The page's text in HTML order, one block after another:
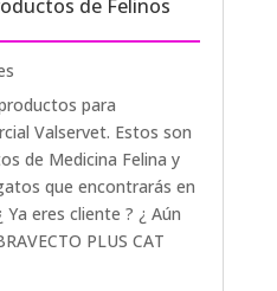
de Felinos
para
Valservet. Estos son
de Medicina Felina y
que encontrarás en
eres cliente ? ¿ Aún
PLUS CAT